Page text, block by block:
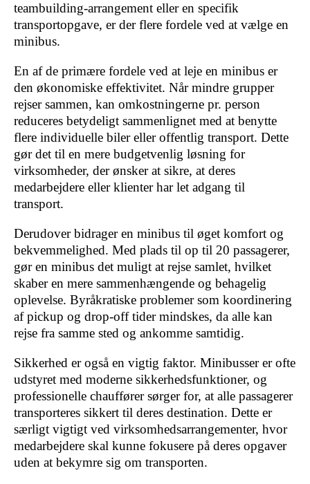
teambuilding-arrangement eller en specifik
transportopgave, er der flere fordele ved at vælge en
minibus.
En af de primære fordele ved at leje en minibus er
den økonomiske effektivitet. Når mindre grupper
rejser sammen, kan omkostningerne pr. person
reduceres betydeligt sammenlignet med at benytte
flere individuelle biler eller offentlig transport. Dette
gør det til en mere budgetvenlig løsning for
virksomheder, der ønsker at sikre, at deres
medarbejdere eller klienter har let adgang til
transport.
Derudover bidrager en minibus til øget komfort og
bekvemmelighed. Med plads til op til 20 passagerer,
gør en minibus det muligt at rejse samlet, hvilket
skaber en mere sammenhængende og behagelig
oplevelse. Byråkratiske problemer som koordinering
af pickup og drop-off tider mindskes, da alle kan
rejse fra samme sted og ankomme samtidig.
Sikkerhed er også en vigtig faktor. Minibusser er ofte
udstyret med moderne sikkerhedsfunktioner, og
professionelle chauffører sørger for, at alle passagerer
transporteres sikkert til deres destination. Dette er
særligt vigtigt ved virksomhedsarrangementer, hvor
medarbejdere skal kunne fokusere på deres opgaver
uden at bekymre sig om transporten.